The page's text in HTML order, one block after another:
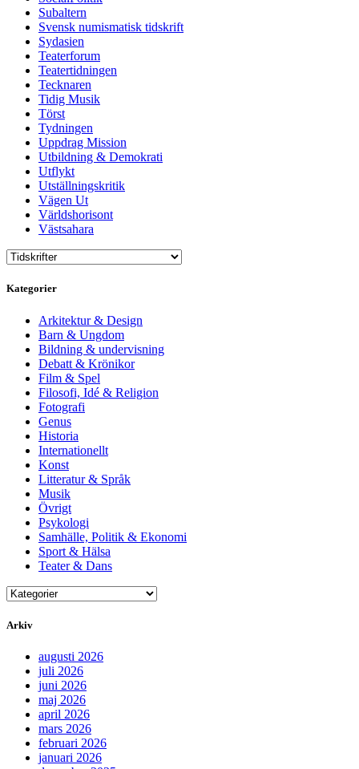
Subaltern
Svensk numismatisk tidskrift
Sydasien
Teaterforum
Teatertidningen
Tecknaren
Tidig Musik
Törst
Tydningen
Uppdrag Mission
Utbildning & Demokrati
Utflykt
Utställningskritik
Vägen Ut
Världshorisont
Västsahara
Kategorier
Arkitektur & Design
Barn & Ungdom
Bildning & undervisning
Debatt & Krönikor
Film & Spel
Filosofi, Idé & Religion
Fotografi
Genus
Historia
Internationellt
Konst
Litteratur & Språk
Musik
Övrigt
Psykologi
Samhälle, Politik & Ekonomi
Sport & Hälsa
Teater & Dans
Arkiv
augusti 2026
juli 2026
juni 2026
maj 2026
april 2026
mars 2026
februari 2026
januari 2026